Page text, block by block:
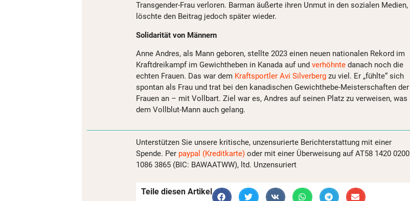
Transgender-Frau verloren. Barman äußerte ihren Unmut in den sozialen Medien,
löschte den Beitrag jedoch später wieder.
Solidarität von Männern
Anne Andres, als Mann geboren, stellte 2023 einen neuen nationalen Rekord im
Kraftdreikampf im Gewichtheben in Kanada auf und verhöhnte danach noch die
echten Frauen. Das war dem Kraftsportler Avi Silverberg zu viel. Er „fühlte“ sich
spontan als Frau und trat bei den kanadischen Gewichthebe-Meisterschaften der
Frauen an – mit Vollbart. Ziel war es, Andres auf seinen Platz zu verweisen, was
dem Vollblut-Mann auch gelang.
Unterstützen Sie unsere kritische, unzensurierte Berichterstattung mit einer
Spende. Per paypal (Kreditkarte) oder mit einer Überweisung auf AT58 1420 0200
1086 3865 (BIC: BAWAATWW), ltd. Unzensuriert
Teile diesen Artikel